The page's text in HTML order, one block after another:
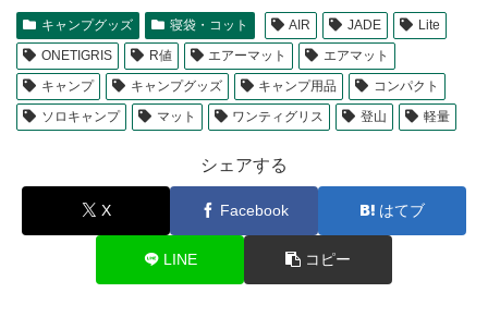
キャンプグッズ 寝袋・コット AIR JADE
Lite
ONETIGRIS
R値 エアーマット
エアマット
キャンプ
キャンプグッズ キャンプ用品
コンパクト
ソロキャンプ
マット ワンティグリス 登山 軽量
シェアする
X Facebook はてブ
LINE コピー